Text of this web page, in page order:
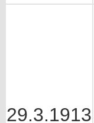
29.3.1913